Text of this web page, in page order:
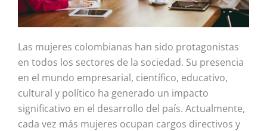
Las mujeres colombianas han sido protagonistas
en todos los sectores de la sociedad. Su presencia
en el mundo empresarial, científico, educativo,
cultural y político ha generado un impacto
significativo en el desarrollo del país. Actualmente,
cada vez más mujeres ocupan cargos directivos y